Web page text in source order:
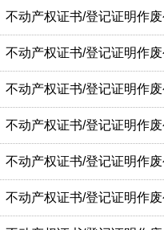
不动产权证书/登记证明作
不动产权证书/登记证明作
不动产权证书/登记证明作
不动产权证书/登记证明作
不动产权证书/登记证明作
不动产权证书/登记证明作